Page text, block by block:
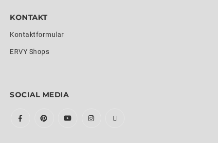
KONTAKT
Kontaktformular
ERVY Shops
SOCIAL MEDIA